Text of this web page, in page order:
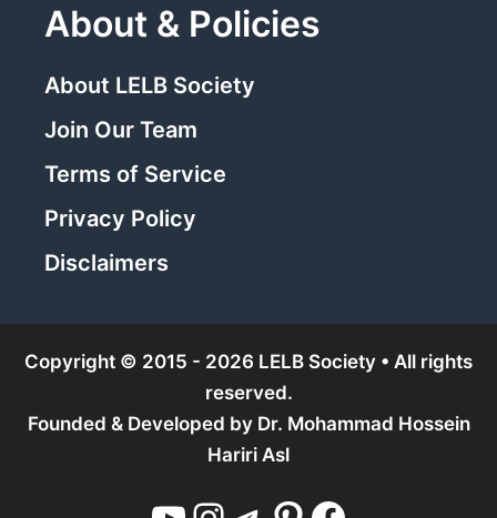
About & Policies
About LELB Society
Join Our Team
Terms of Service
Privacy Policy
Disclaimers
Copyright © 2015 - 2026 LELB Society • All rights
reserved.
Founded & Developed by Dr. Mohammad Hossein
Hariri Asl